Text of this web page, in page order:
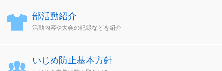
部活動紹介
活動内容や大会の記録などを紹介
いじめ防止基本方針